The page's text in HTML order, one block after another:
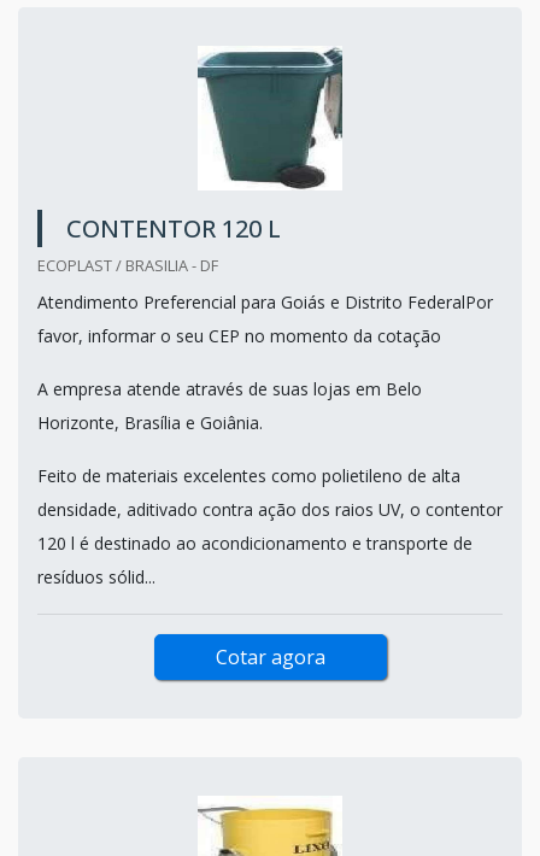
CONTENTOR 120 L
ECOPLAST / BRASILIA - DF
Atendimento Preferencial para Goiás e Distrito FederalPor
favor, informar o seu CEP no momento da cotação
A empresa atende através de suas lojas em Belo
Horizonte, Brasília e Goiânia.
Feito de materiais excelentes como polietileno de alta
densidade, aditivado contra ação dos raios UV, o contentor
120 l é destinado ao acondicionamento e transporte de
resíduos sólid...
Cotar agora